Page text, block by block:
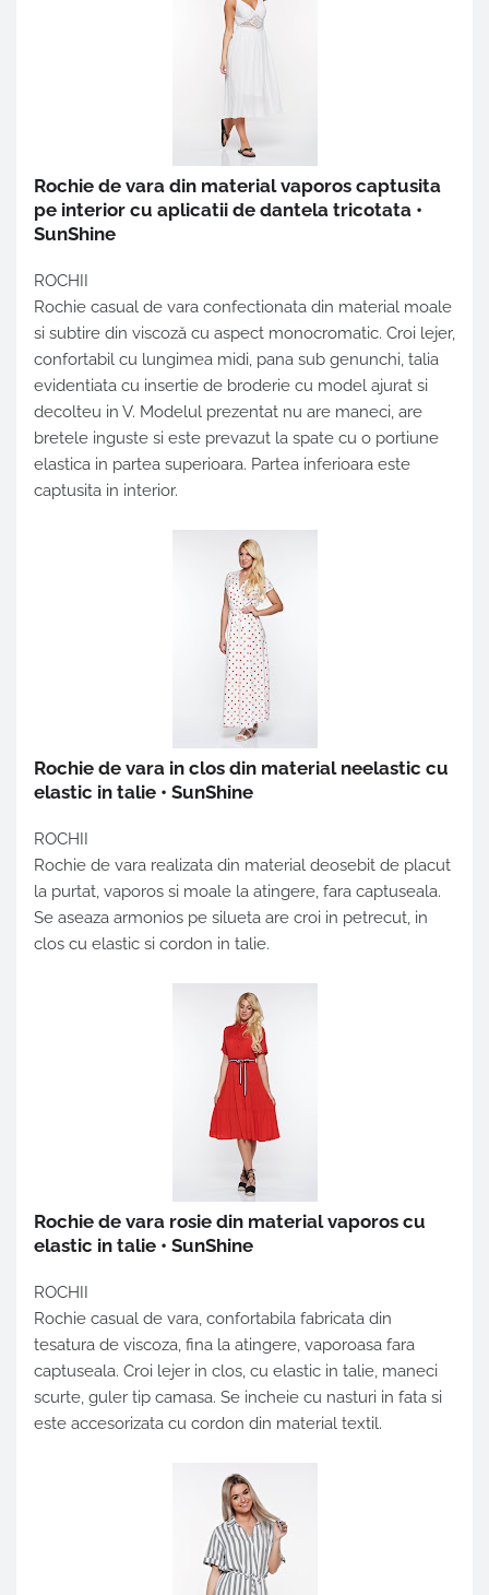
Rochie de vara din material vaporos captusita
pe interior cu aplicatii de dantela tricotata •
SunShine
ROCHII
Rochie casual de vara confectionata din material moale
si subtire din viscoză cu aspect monocromatic. Croi lejer,
confortabil cu lungimea midi, pana sub genunchi, talia
evidentiata cu insertie de broderie cu model ajurat si
decolteu in V. Modelul prezentat nu are maneci, are
bretele inguste si este prevazut la spate cu o portiune
elastica in partea superioara. Partea inferioara este
captusita in interior.
Rochie de vara in clos din material neelastic cu
elastic in talie • SunShine
ROCHII
Rochie de vara realizata din material deosebit de placut
la purtat, vaporos si moale la atingere, fara captuseala.
Se aseaza armonios pe silueta are croi in petrecut, in
clos cu elastic si cordon in talie.
Rochie de vara rosie din material vaporos cu
elastic in talie • SunShine
ROCHII
Rochie casual de vara, confortabila fabricata din
tesatura de viscoza, fina la atingere, vaporoasa fara
captuseala. Croi lejer in clos, cu elastic in talie, maneci
scurte, guler tip camasa. Se incheie cu nasturi in fata si
este accesorizata cu cordon din material textil.